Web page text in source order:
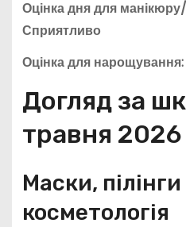
Оцінка дня для
Сприятливо
Оцінка для нарощування:
Догляд за
травня 2026
Маски, пілінги
косметологія